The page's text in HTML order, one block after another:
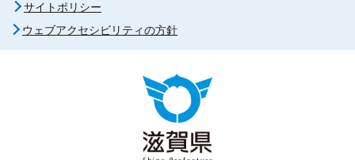
サイトポリシー
ウェブアクセシビリティの方針